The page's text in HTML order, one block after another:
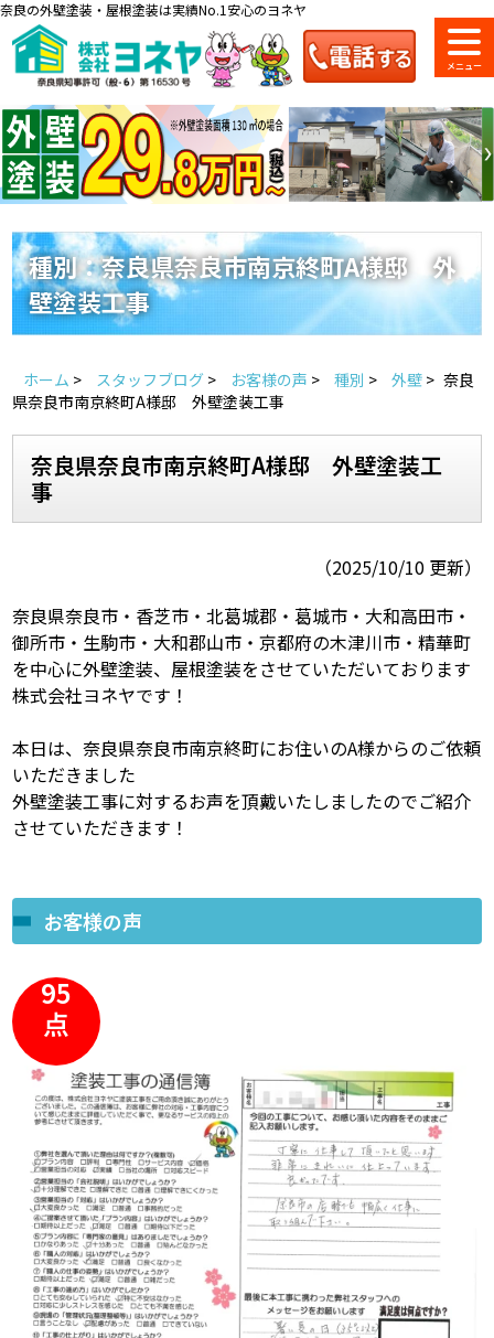
奈良の外壁塗装・屋根塗装は実績No.1安心のヨネヤ
料金一覧 会社案内 ショールーム
のご紹介
来店予約 お電話
地域の事例がいっぱい
Home
雨漏りについて 雨漏りの施工実績
工場倉庫修繕
種別：奈良県奈良市南京終町A様邸 外
壁塗装工事
ホーム > スタッフブログ > お客様の声 > 種別 > 外壁 > 奈良
県奈良市南京終町A様邸 外壁塗装工事
奈良県奈良市南京終町A様邸 外壁塗装工
事
（2025/10/10 更新）
奈良県奈良市・香芝市・北葛城郡・葛城市・大和高田市・
御所市・生駒市・大和郡山市・京都府の木津川市・精華町
を中心に外壁塗装、屋根塗装をさせていただいております
株式会社ヨネヤです！
本日は、奈良県奈良市南京終町にお住いのA様からのご依頼
いただきました
外壁塗装工事に対するお声を頂戴いたしましたのでご紹介
させていただきます！
お客様の声
95
点